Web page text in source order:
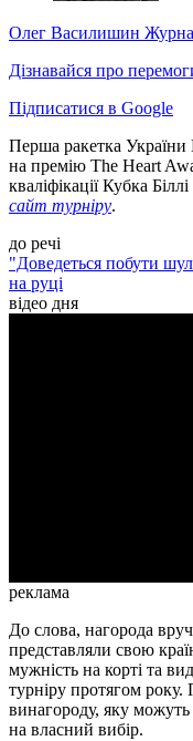
Олег Василишин
Дізнавайся про
Підписатися в Google
Перша ракетка України
на премію The Heart
кваліфікації Кубка
сайт турніру.
до речі
"Доведеться побути
на руці
відео дня
реклама
До слова, нагорода
представляли свою
мужність на корті та
турніру протягом
винагороду, яку
на власний вибір.